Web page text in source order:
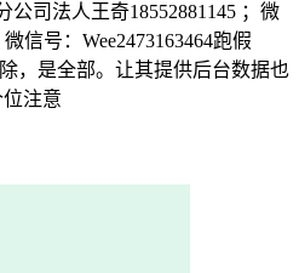
公司法人王奇18552881145 ；微
信号：Wee2473163464跑假
，是全部。让其提供后台数据也
注意